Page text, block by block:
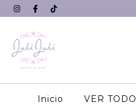
Inicio VER TODO